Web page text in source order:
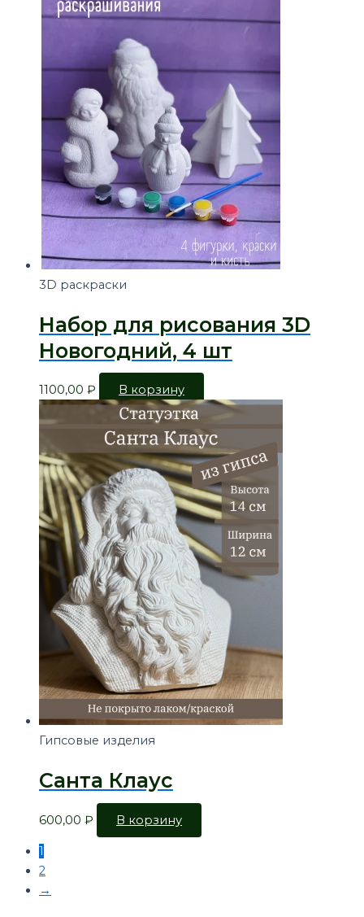
3D раскраски
Набор для рисования 3D
Новогодний, 4 шт
1100,00 ₽ В корзину
Гипсовые изделия
Санта Клаус
600,00 ₽ В корзину
1
2
→